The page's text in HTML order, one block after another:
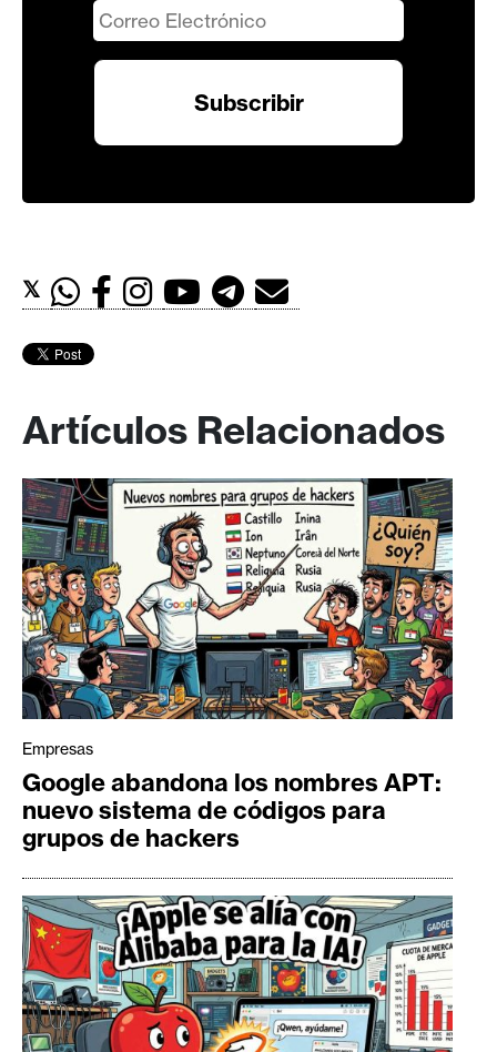
𝕏
Artículos Relacionados
Empresas
Google abandona los nombres APT:
nuevo sistema de códigos para
grupos de hackers